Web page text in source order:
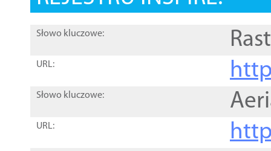
Słowo kluczowe:
URL:
Słowo kluczowe:
URL: